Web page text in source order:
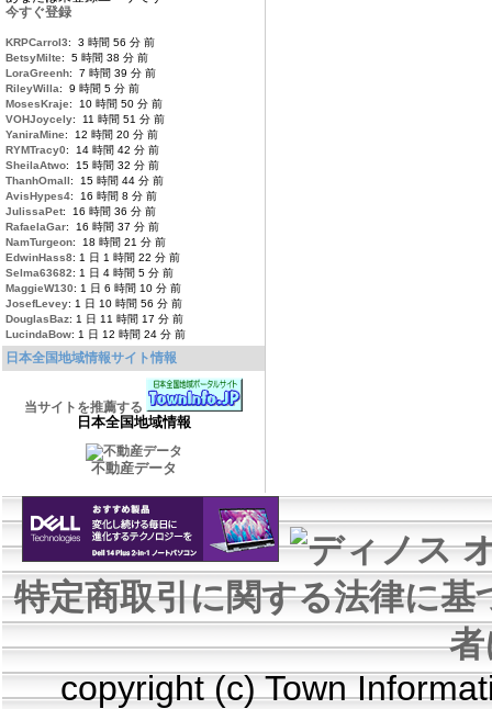
今すぐ登録
KRPCarrol3: 3 時間 56 分 前
BetsyMilte: 5 時間 38 分 前
LoraGreenh: 7 時間 39 分 前
RileyWilla: 9 時間 5 分 前
MosesKraje: 10 時間 50 分 前
VOHJoycely: 11 時間 51 分 前
YaniraMine: 12 時間 20 分 前
RYMTracy0: 14 時間 42 分 前
SheilaAtwo: 15 時間 32 分 前
ThanhOmall: 15 時間 44 分 前
AvisHypes4: 16 時間 8 分 前
JulissaPet: 16 時間 36 分 前
RafaelaGar: 16 時間 37 分 前
NamTurgeon: 18 時間 21 分 前
EdwinHass8: 1 日 1 時間 22 分 前
Selma63682: 1 日 4 時間 5 分 前
MaggieW130: 1 日 6 時間 10 分 前
JosefLevey: 1 日 10 時間 56 分 前
DouglasBaz: 1 日 11 時間 17 分 前
LucindaBow: 1 日 12 時間 24 分 前
日本全国地域情報サイト情報
当サイトを推薦する
日本全国地域情報
不動産データ
特定商取引に関する法律に基
copyright (c) Town